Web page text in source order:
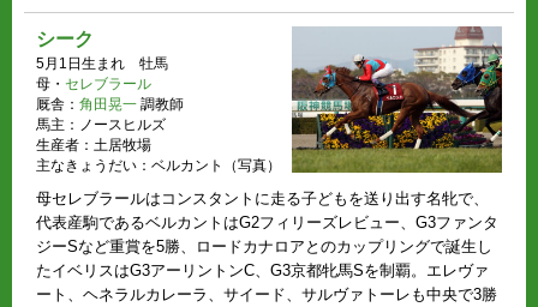
シーク
5月1日生まれ 牡馬
母・ セレブラール
厩舎： 角田晃一 調教師
馬主：ノースヒルズ
生産者：土居牧場
主なきょうだい：ベルカント（写真）
母セレブラールはコンスタントに走る子どもを送り出す名牝で、
代表産駒であるベルカントはG2フィリーズレビュー、G3ファンタ
ジーSなど重賞を5勝、ロードカナロアとのカップリングで誕生し
たイベリスはG3アーリントンC、G3京都牝馬Sを制覇。エレヴァ
ート、ヘネラルカレーラ、サイード、サルヴァトーレも中央で3勝